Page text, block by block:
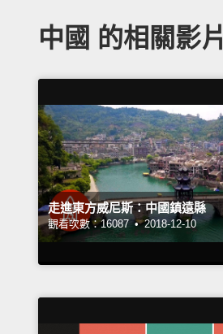
中國 的相關影片
走進東方威尼斯：中國鎮遠縣
觀看次數：16087 • 2018-12-10